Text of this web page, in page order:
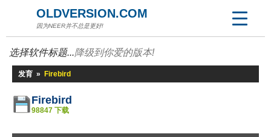
OLDVERSION.COM
因为NEER并不总是更好!
选择软件标题...降级到你爱的版本!
发育 » Firebird
Firebird
98847 下载